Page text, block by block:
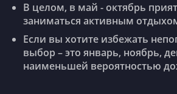
В целом, в май - октябрь
заниматься активным
Если вы хотите избежать
выбор – это январь, ноябрь,
наименьшей вероятностью